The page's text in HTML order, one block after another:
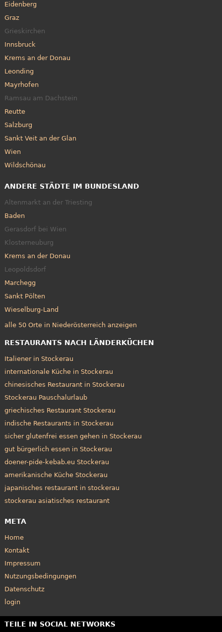
Eidenberg
Graz
Grieskirchen
Innsbruck
Krems an der Donau
Leonding
Mayrhofen
Ramsau am Dachstein
Reutte
Salzburg
Sankt Veit an der Glan
Wien
Wildschönau
ANDERE STÄDTE IM BUNDESLAND
Altenmarkt an der Triesting
Baden
Gerasdorf bei Wien
Klosterneuburg
Krems an der Donau
Leopoldsdorf
Marchegg
Sankt Pölten
Wieselburg-Land
alle 50 Orte in Niederösterreich anzeigen
RESTAURANTS NACH LÄNDERKÜCHEN
Italiener in Stockerau
internationale Küche in Stockerau
chinesisches Restaurant in Stockerau
Stockerau Pauschalurlaub
griechisches Restaurant Stockerau
indische Restaurants in Stockerau
sicher glutenfrei essen gehen in Stockerau
gut bürgerlich essen in Stockerau
doener-pide-kebab.eu Stockerau
amerikanische Küche Stockerau
japanisches restaurant in stockerau
stockerau asiatisches restaurant
META
Home
Kontakt
Impressum
Nutzungsbedingungen
Datenschutz
login
TEILE IN SOCIAL NETWORKS